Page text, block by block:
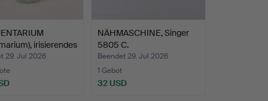
irisierendes
29. Jul 2026
NÄHMASCHINE, Singer
5805 C.
Beendet 29. Jul 2026
1 Gebot
32 USD